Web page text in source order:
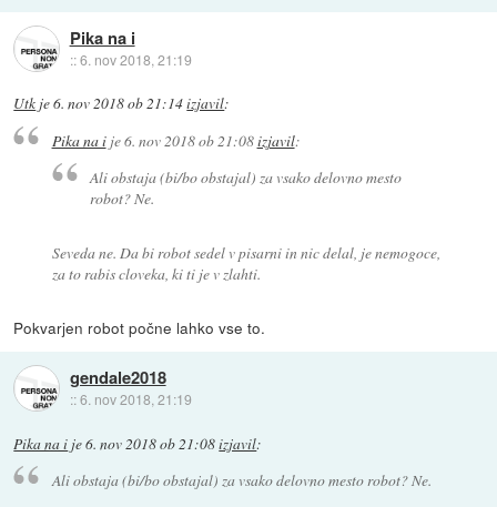
Pika na i
::6. nov 2018, 21:19
Utk je6. nov 2018 ob 21:14izjavil:
Pika na ije6. nov 2018 ob 21:08izjavil:
Ali obstaja (bi/bo obstajal) za vsako delovno mesto
robot? Ne.
Seveda ne. Da bi robot sedel v pisarni in nic delal, je nemogoce,
za to rabis cloveka, ki ti je v zlahti.
Pokvarjen robot počne lahko vse to.
gendale2018
::6. nov 2018, 21:19
Pika na i je6. nov 2018 ob 21:08izjavil:
Ali obstaja (bi/bo obstajal) za vsako delovno mesto robot? Ne.